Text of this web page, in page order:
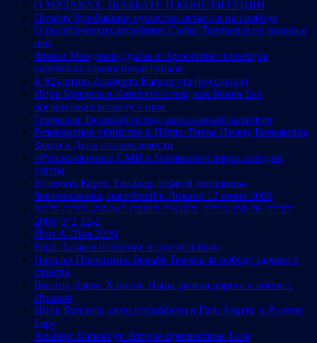
О МУДАКАХ, ШАББАТЕ И КОНСТИТУЦИИ
Почему бульбашное существо остается на свободе
О политических кульбитах Софы Ландвер и не только о
ней
Финал Мондиаля, драма в Аргентине и реакция
еврейских самоненавистников
К 82-летию Альберта Капенгута (русс/итал)
Ицик Бунцель в Кнессете о том, как Ронен Бар
организовал встречу с ним
Германия: Великий исход, написанный шепотом
Резонансное убийство в Петах-Тикве Иману Биньямина
Залки в День независимости
«Русскоязычные СМИ в Германии»: вчера, сегодня,
завтра
В память Керен Тандлер, первой женщины-
бортмеханика, погибшей в Ливане 12 июня 2006
לזכרה של קרן טנדלר, מכונאית מוטסת ראשונה, נהרגה בלבנון
ב-12 ביוני 2006
Йом А-Шоа 2026
Берл Лазар о политике и русской бане
Наталья Плюснина. Борьба Трампа за победу здравого
смысла
Виктор Дэвис Хэнсон. Наша долгая дорога к войне с
Ираном
Ицик Бунцель, отец погибшего в Газе Амита, к Ронену
Бару
Альберт Капенгут. Второе пришествие Таля